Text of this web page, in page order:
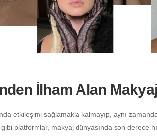
İlham Alan
etkileşimi sağlamakla kalmayıp, aynı
platformlar, makyaj dünyasında son derece